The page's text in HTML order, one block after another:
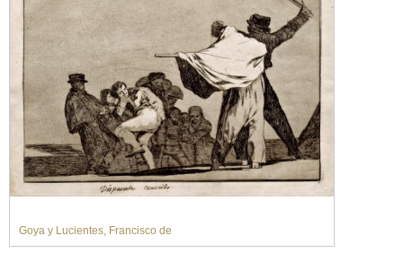
Goya y Lucientes, Francisco de